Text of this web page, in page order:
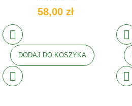
58,00 zł
DODAJ DO KOSZYKA